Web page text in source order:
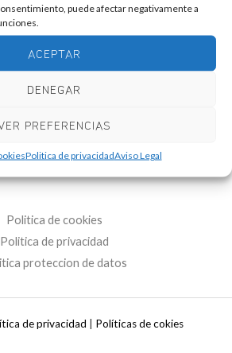
puede afectar negativamente a
ACEPTAR
DENEGAR
PREFERENCIAS
Politica de privacidadAviso Legal
Politica de cookies
Politica de privacidad
proteccion de datos
de privacidad Políticas de cokies